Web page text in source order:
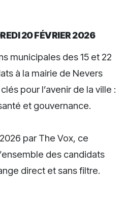
20 FÉVRIER 2026
municipales des 15 et 22
à la mairie de Nevers
pour l’avenir de la ville :
et gouvernance.
par The Vox, ce
des candidats
direct et sans filtre.